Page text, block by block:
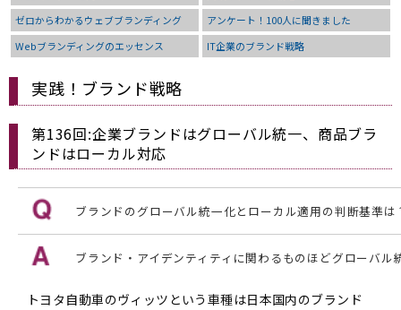
ゼロからわかるウェブブランディング
アンケート！100人に聞きました
Webブランディングのエッセンス
IT企業のブランド戦略
実践！ブランド戦略
第136回:企業ブランドはグローバル統一、商品ブラ
ンドはローカル対応
ブランドのグローバル統一化とローカル適用の判断基準は
ブランド・アイデンティティに関わるものほどグローバル
トヨタ自動車のヴィッツという車種は日本国内のブランド